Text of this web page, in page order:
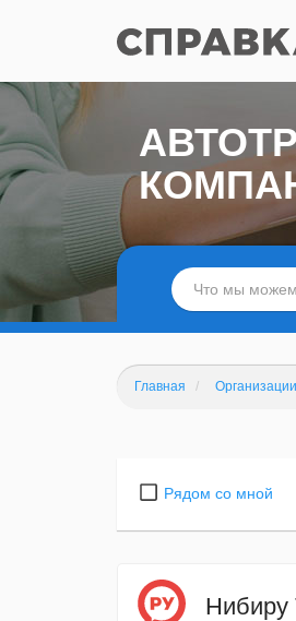
Главная
Рядом со мной
Нибиру